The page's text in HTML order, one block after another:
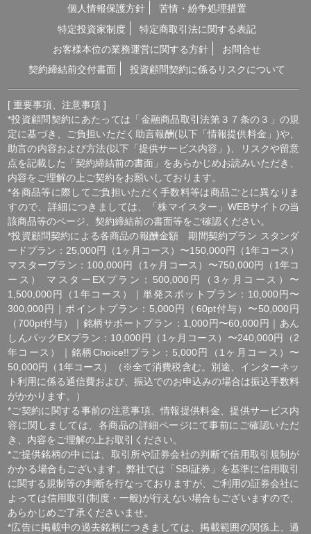
1,500,000円（1年コース）｜単発スポットプラン：10,000円〜
300,000円｜ポイントプラン：5,000円（60pt付与）〜50,000円
（700pt付与）｜銘柄サポートプラン：1,000円〜60,000円｜あん
しんパックEXプラン：10,000円（1ヶ月コース）〜240,000円（2
年コース）｜銘柄Choice!!プラン：5,000円（1ヶ月コース）〜
50,000円（1年コース）（※全て消費税含む。別途、インターネッ
ト利用に係る通信費および、振込でのお申込みの場合は振込手数料
*ご契約に関する事前の注意事項、情報提供料金、提供サービス内
容に関しましては、各商品の詳細ページにて事前にご確認いただ
き、内容をご理解の上お取引ください。
*ご提供銘柄の中には、取引所や証券会社の判断で信用取引規制が
かかる場合もございます。弊社では「SBI証券」を基準に信用取引
に関する規制等の判断を行なっておりますが、ご利用の証券会社に
よっては信用取引(制度・一般)が行えない場合もございますので、
あらかじめご了承くださいませ。
*広告に掲載中の過去銘柄につきましては、掲載範囲の関係上、過
去に弊社より提供した銘柄の中から利益率が高い銘柄を抜粋して提
示しており、広告でご紹介しているプランによる投資助言で必ずこ
のような結果が得られることはお約束できかねますので、ご理解の
上ご契約いただきますようお願いいたします。
[ 免責事項 ]
*｢投資顧問契約に係るリスクについて｣をご参照ください｡
[ 金融商品取引法第３７条に基づく表示 ]
商号 : 株式会社SQIジャパン （金融商品取引業者）
業務内容 : 投資助言・代理業
登録番号 : 関東財務局長(金商)第850号
加入協会 : 一般社団法人 資産運用業協会
会員番号:第012-02468号
住所：東京都千代田区丸の内2-7-2
サポートデスク
tel : 0120-850-730
※受付時間(平日9:00～17:00)
金融庁ウェブサイト
一般社団法人 資産運用業協会
Copyright ©2026 株マイスター All Rights Reserved.